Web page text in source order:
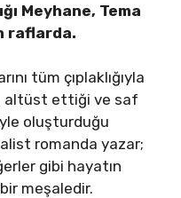
Meyhane, Tema
raflarda.
tüm çıplaklığıyla
altüst ettiği ve saf
oluşturduğu
romanda yazar;
gibi hayatın
meşaledir.